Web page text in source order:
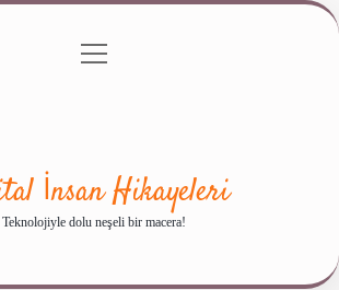
Gizlilik Politikası
menüyü
İnsan Hikayeleri
Teknolojiyle dolu neşeli bir macera!